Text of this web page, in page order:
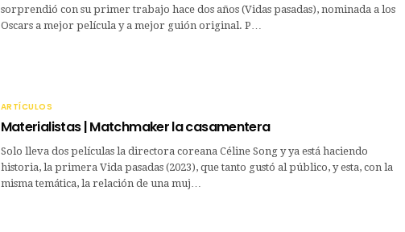
sorprendió con su primer trabajo hace dos años (Vidas pasadas), nominada a los
Oscars a mejor película y a mejor guión original. P…
ARTÍCULOS
Materialistas | Matchmaker la casamentera
Solo lleva dos películas la directora coreana Céline Song y ya está haciendo
historia, la primera Vida pasadas (2023), que tanto gustó al público, y esta, con la
misma temática, la relación de una muj…